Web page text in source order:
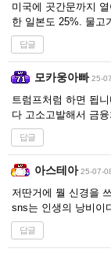
미국에 곳간문까지
한 일본도 25%. 물고
답글
모카웅아빠 25-
트럼프처럼 하면 됩
다 고소고발해서 금
답글
아스테아 25-07-
저딴거에 뭘 신경을
sns는 인생의 낭비이
답글